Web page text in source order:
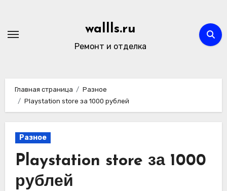
содержимому
wallls.ru
Ремонт и отделка
Главная страница
Разное
Playstation store за 1000 рублей
Разное
Playstation store за 1000
рублей